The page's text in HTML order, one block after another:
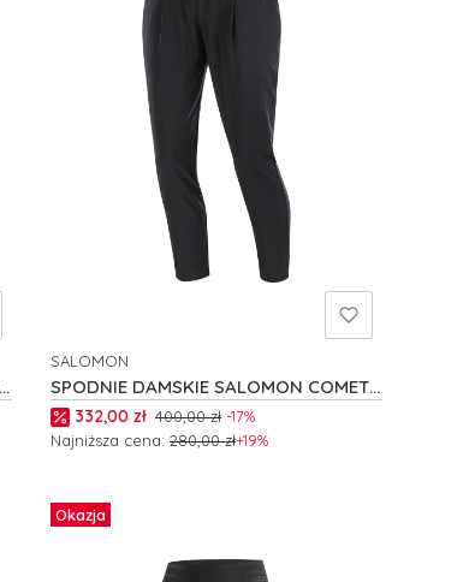
SPODNIE DAMSKIE SALOMON COMET
W C24408
PRODUCENT
SALOMON
Cena promocyjna
332,00 zł 400,00 zł -17%
Najniższa cena: 280,00 zł+19%
Okazja